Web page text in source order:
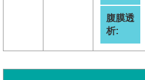
腹膜透
析: